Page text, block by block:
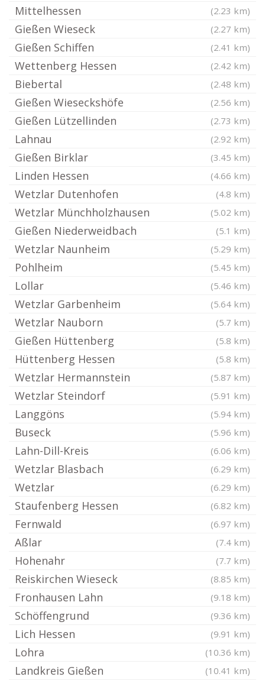
Mittelhessen (2.23 km)
Gießen Wieseck (2.27 km)
Gießen Schiffen (2.41 km)
Wettenberg Hessen (2.42 km)
Biebertal (2.48 km)
Gießen Wieseckshöfe (2.56 km)
Gießen Lützellinden (2.73 km)
Lahnau (2.92 km)
Gießen Birklar (3.45 km)
Linden Hessen (4.66 km)
Wetzlar Dutenhofen (4.8 km)
Wetzlar Münchholzhausen (5.02 km)
Gießen Niederweidbach (5.1 km)
Wetzlar Naunheim (5.29 km)
Pohlheim (5.45 km)
Lollar (5.46 km)
Wetzlar Garbenheim (5.64 km)
Wetzlar Nauborn (5.7 km)
Gießen Hüttenberg (5.8 km)
Hüttenberg Hessen (5.8 km)
Wetzlar Hermannstein (5.87 km)
Wetzlar Steindorf (5.91 km)
Langgöns (5.94 km)
Buseck (5.96 km)
Lahn-Dill-Kreis (6.06 km)
Wetzlar Blasbach (6.29 km)
Wetzlar (6.29 km)
Staufenberg Hessen (6.82 km)
Fernwald (6.97 km)
Aßlar (7.4 km)
Hohenahr (7.7 km)
Reiskirchen Wieseck (8.85 km)
Fronhausen Lahn (9.18 km)
Schöffengrund (9.36 km)
Lich Hessen (9.91 km)
Lohra (10.36 km)
Landkreis Gießen (10.41 km)